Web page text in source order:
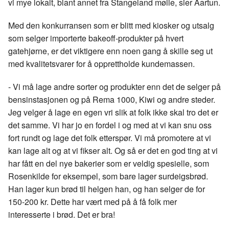
vi mye lokalt, blant annet fra Stangeland mølle, sier Aartun.
Med den konkurransen som er blitt med kiosker og utsalg
som selger importerte bakeoff-produkter på hvert
gatehjørne, er det viktigere enn noen gang å skille seg ut
med kvalitetsvarer for å opprettholde kundemassen.
- Vi må lage andre sorter og produkter enn det de selger på
bensinstasjonen og på Rema 1000, Kiwi og andre steder.
Jeg velger å lage en egen vri slik at folk ikke skal tro det er
det samme. Vi har jo en fordel i og med at vi kan snu oss
fort rundt og lage det folk etterspør. Vi må promotere at vi
kan lage alt og at vi fikser alt. Og så er det en god ting at vi
har fått en del nye bakerier som er veldig spesielle, som
Rosenkilde for eksempel, som bare lager surdeigsbrød.
Han lager kun brød til helgen han, og han selger de for
150-200 kr. Dette har vært med på å få folk mer
interesserte i brød. Det er bra!